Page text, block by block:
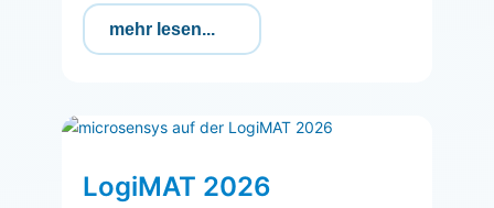
mehr lesen...
LogiMAT 2026